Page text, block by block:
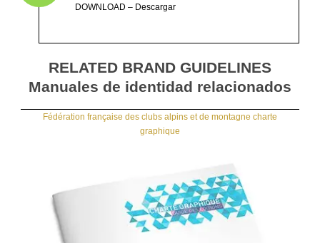
DOWNLOAD – Descargar
RELATED BRAND GUIDELINES
Manuales de identidad relacionados
Fédération française des clubs alpins et de montagne charte
graphique